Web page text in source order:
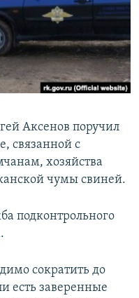
Аксенов поручил
связанной с
хозяйства
чумы свиней.
подконтрольного
сократить до
есть заверенные